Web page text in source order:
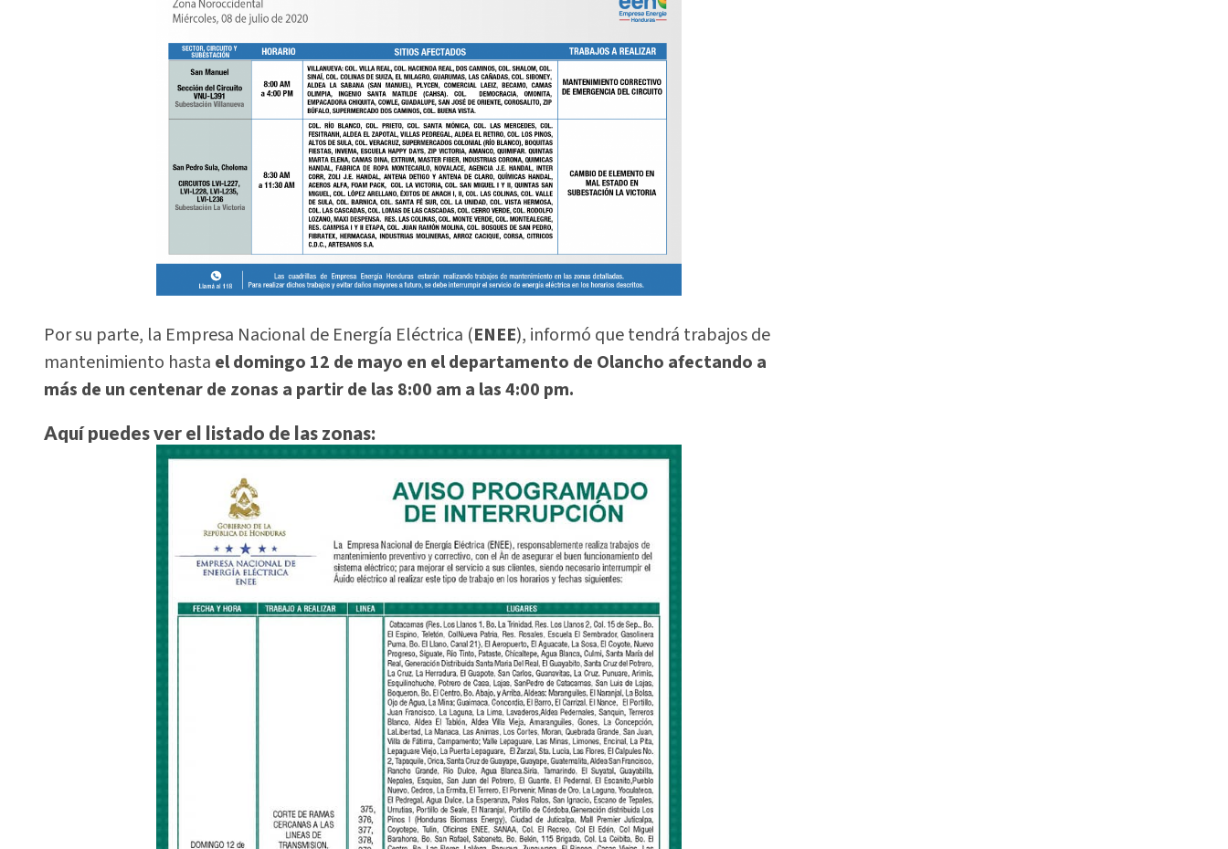
Por su parte, la Empresa Nacional de Energía Eléctrica (ENEE), informó que tendrá trabajos de
mantenimiento hasta el domingo 12 de mayo en el departamento de Olancho afectando a
más de un centenar de zonas a partir de las 8:00 am a las 4:00 pm.
Aquí puedes ver el listado de las zonas: